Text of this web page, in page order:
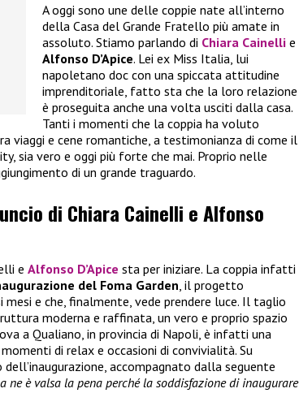
A oggi sono une delle coppie nate all’interno
della Casa del Grande Fratello più amate in
assoluto. Stiamo parlando di Chiara Cainelli e
Alfonso D’Apice. Lei ex Miss Italia, lui
napoletano doc con una spiccata attitudine
imprenditoriale, fatto sta che la loro relazione
è proseguita anche una volta usciti dalla casa.
Tanti i momenti che la coppia ha voluto
viaggi e cene romantiche, a testimonianza di come il
sia vero e oggi più forte che mai. Proprio nelle
di un grande traguardo.
di Chiara Cainelli e Alfonso
e Alfonso D’Apice sta per iniziare. La coppia infatti
del Foma Garden, il progetto
e che, finalmente, vede prendere luce. Il taglio
moderna e raffinata, un vero e proprio spazio
a Qualiano, in provincia di Napoli, è infatti una
di relax e occasioni di convivialità. Su
accompagnato dalla seguente
ne è valsa la pena perché la soddisfazione di inaugurare